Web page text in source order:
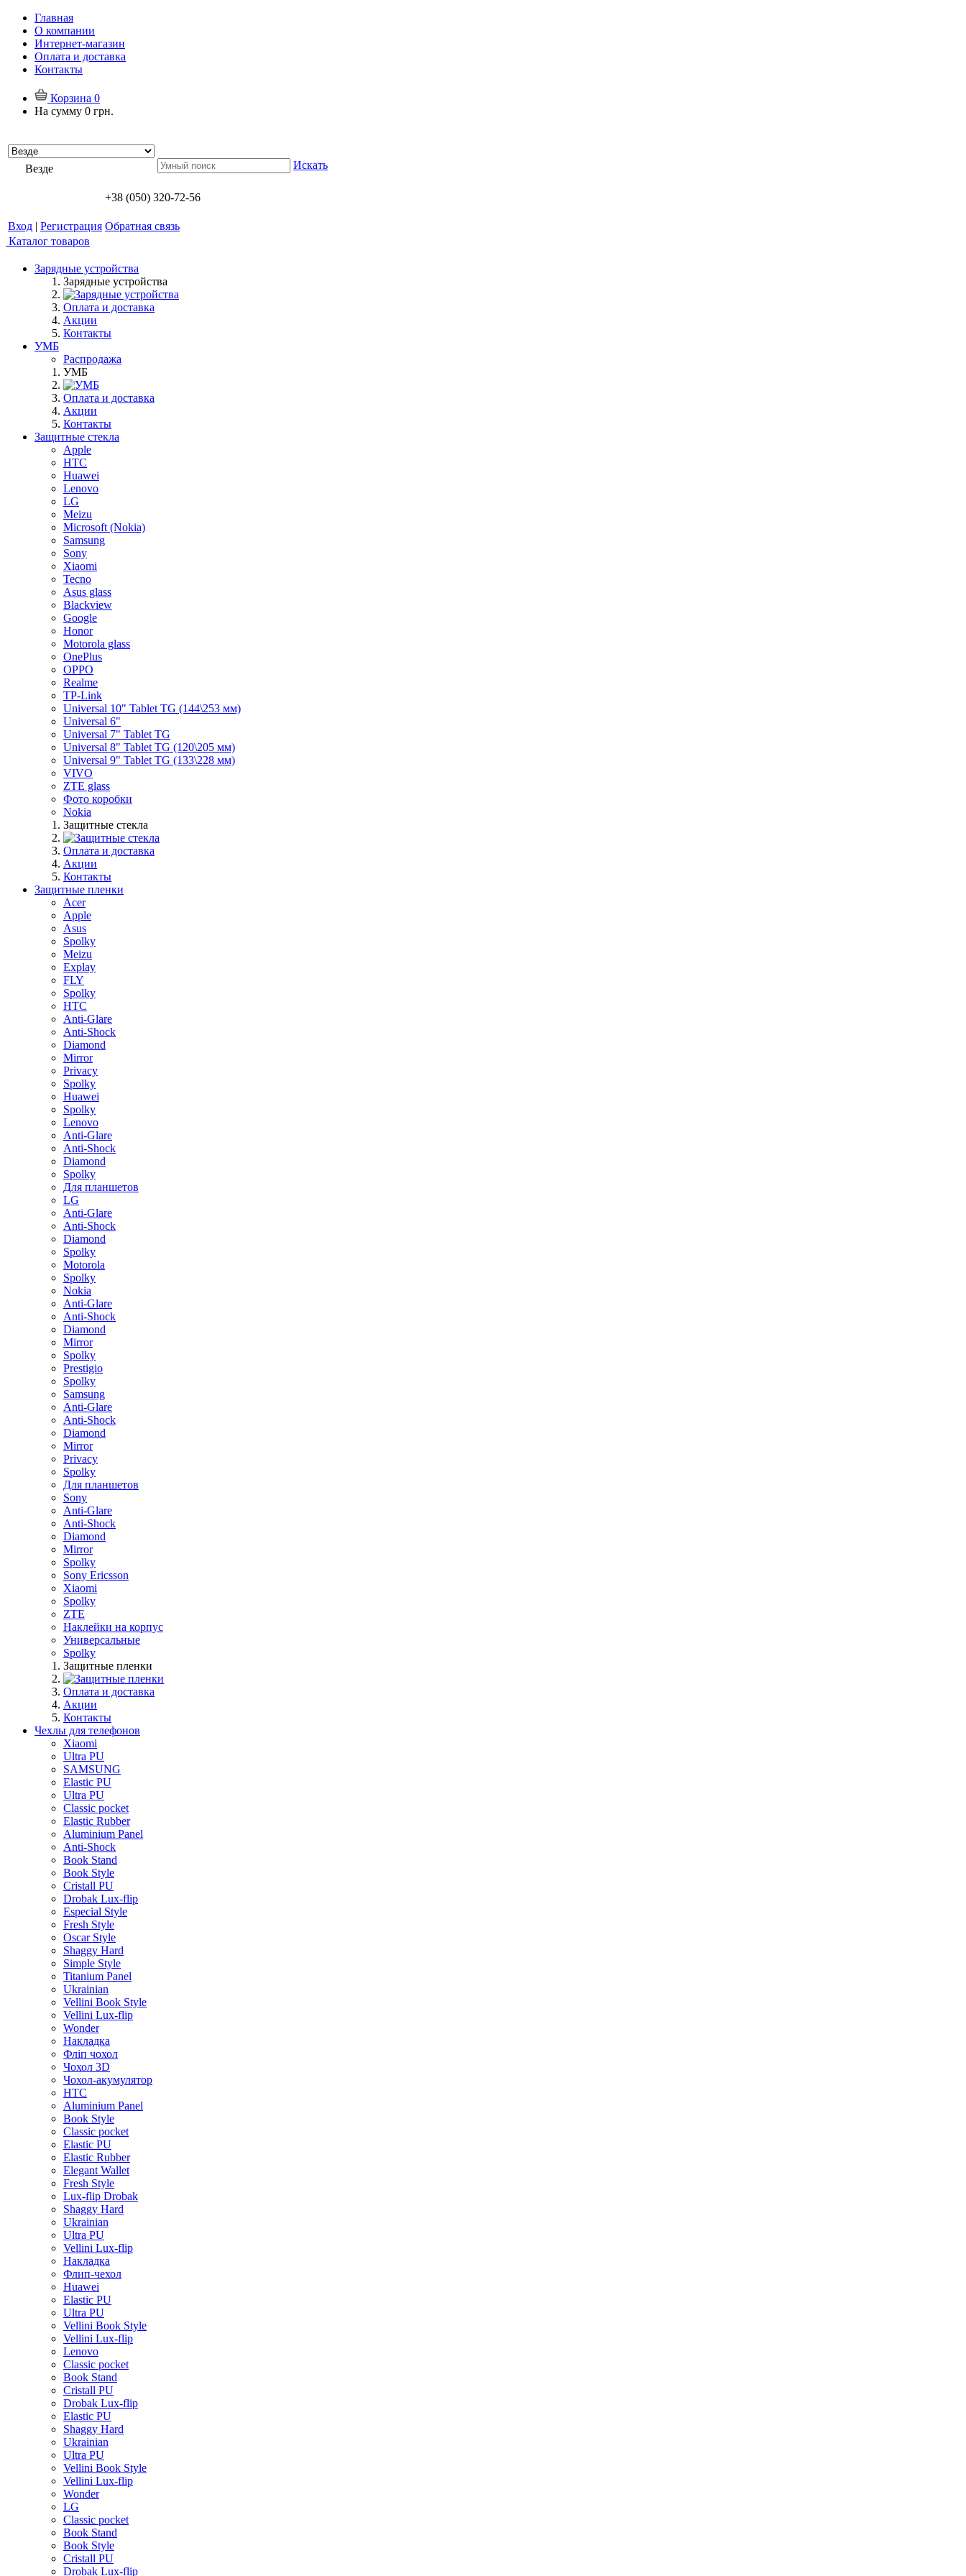
Главная
О компании
Интернет-магазин
Оплата и доставка
Контакты
Корзина 0
На сумму 0 грн.
Везде Искать
+38 (050) 320-72-56
Вход | Регистрация Обратная связь
Каталог товаров
Зарядные устройства
Зарядные устройства
Оплата и доставка
Акции
Контакты
УМБ
Распродажа
УМБ
Оплата и доставка
Акции
Контакты
Защитные стекла
Apple
HTC
Huawei
Lenovo
LG
Meizu
Microsoft (Nokia)
Samsung
Sony
Xiaomi
Tecno
Asus glass
Blackview
Google
Honor
Motorola glass
OnePlus
OPPO
Realme
TP-Link
Universal 10" Tablet TG (144\253 мм)
Universal 6"
Universal 7" Tablet TG
Universal 8" Tablet TG (120\205 мм)
Universal 9" Tablet TG (133\228 мм)
VIVO
ZTE glass
Фото коробки
Nokia
Защитные стекла
Оплата и доставка
Акции
Контакты
Защитные пленки
Acer
Apple
Asus
Spolky
Meizu
Explay
FLY
Spolky
HTC
Anti-Glare
Anti-Shock
Diamond
Mirror
Privacy
Spolky
Huawei
Spolky
Lenovo
Anti-Glare
Anti-Shock
Diamond
Spolky
Для планшетов
LG
Anti-Glare
Anti-Shock
Diamond
Spolky
Motorola
Spolky
Nokia
Anti-Glare
Anti-Shock
Diamond
Mirror
Spolky
Prestigio
Spolky
Samsung
Anti-Glare
Anti-Shock
Diamond
Mirror
Privacy
Spolky
Для планшетов
Sony
Anti-Glare
Anti-Shock
Diamond
Mirror
Spolky
Sony Ericsson
Xiaomi
Spolky
ZTE
Наклейки на корпус
Универсальные
Spolky
Защитные пленки
Оплата и доставка
Акции
Контакты
Чехлы для телефонов
Xiaomi
Ultra PU
SAMSUNG
Elastic PU
Ultra PU
Classic pocket
Elastic Rubber
Aluminium Panel
Anti-Shock
Book Stand
Book Style
Cristall PU
Drobak Lux-flip
Especial Style
Fresh Style
Oscar Style
Shaggy Hard
Simple Style
Titanium Panel
Ukrainian
Vellini Book Style
Vellini Lux-flip
Wonder
Накладка
Фліп чохол
Чохол 3D
Чохол-акумулятор
HTC
Aluminium Panel
Book Style
Classic pocket
Elastic PU
Elastic Rubber
Elegant Wallet
Fresh Style
Lux-flip Drobak
Shaggy Hard
Ukrainian
Ultra PU
Vellini Lux-flip
Накладка
Флип-чехол
Huawei
Elastic PU
Ultra PU
Vellini Book Style
Vellini Lux-flip
Lenovo
Classic pocket
Book Stand
Cristall PU
Drobak Lux-flip
Elastic PU
Shaggy Hard
Ukrainian
Ultra PU
Vellini Book Style
Vellini Lux-flip
Wonder
LG
Classic pocket
Book Stand
Book Style
Cristall PU
Drobak Lux-flip